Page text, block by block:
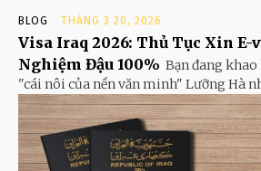
BLOG THÁNG 3 20, 2026
Visa Iraq 2026: Thủ Tục Xin
Nghiệm Đậu 100% Bạn đang khao
"cái nôi của nền văn minh" Lưỡng Hà